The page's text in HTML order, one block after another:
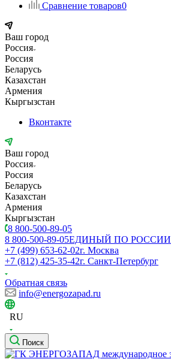
Сравнение товаров0
Ваш город
Россия
Россия
Беларусь
Казахстан
Армения
Кыргызстан
Вконтакте
Ваш город
Россия
Россия
Беларусь
Казахстан
Армения
Кыргызстан
8 800-500-89-05
8 800-500-89-05ЕДИНЫЙ ПО РОССИИ
+7 (499) 653-62-02г. Москва
+7 (812) 425-35-42г. Санкт-Петербург
Обратная связь
info@energozapad.ru
RU
Поиск